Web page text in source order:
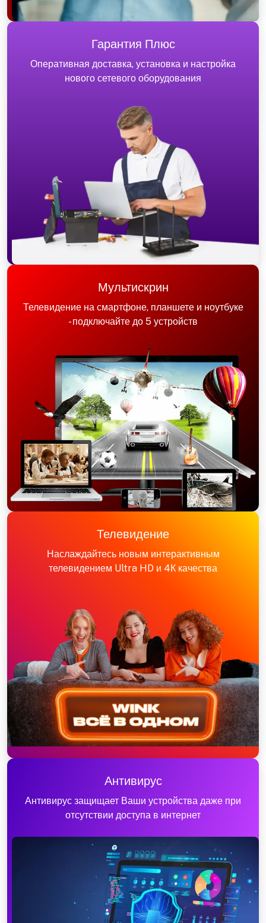
Гарантия Плюс
Оперативная доставка, установка и настройка
нового сетевого оборудования
Мультискрин
Телевидение на смартфоне, планшете и ноутбуке
- подключайте до 5 устройств
Телевидение
Наслаждайтесь новым интерактивным
телевидением Ultra HD и 4К качества
Антивирус
Антивирус защищает Ваши устройства даже при
отсутствии доступа в интернет